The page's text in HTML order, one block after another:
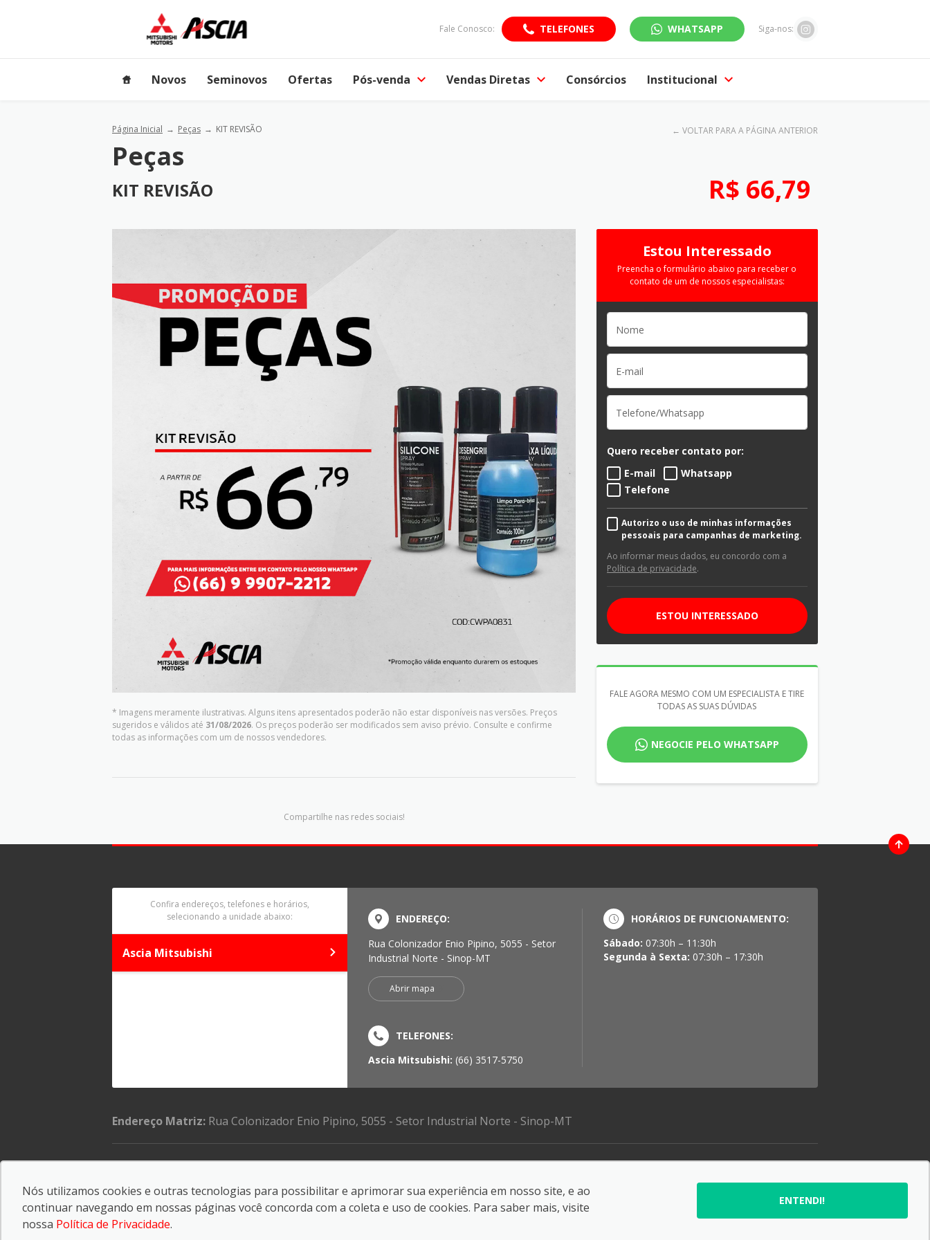
Fale Conosco: TELEFONES WHATSAPP Siga-nos:
Novos Seminovos Ofertas Pós-venda Vendas Diretas Consórcios Institucional
Página Inicial Peças KIT REVISÃO ← VOLTAR PARA A PÁGINA ANTERIOR
Peças
KIT REVISÃO R$ 66,79
* Imagens meramente ilustrativas. Alguns itens apresentados poderão não estar disponíveis nas versões. Preços
sugeridos e válidos até 31/08/2026. Os preços poderão ser modificados sem aviso prévio. Consulte e confirme
todas as informações com um de nossos vendedores.
Compartilhe nas redes sociais!
Estou Interessado
Preencha o formulário abaixo para receber o
contato de um de nossos especialistas:
Quero receber contato por:
E-mail
Whatsapp
Telefone
Autorizo o uso de minhas informações
pessoais para campanhas de marketing.
Ao informar meus dados, eu concordo com a
Política de privacidade.
ESTOU INTERESSADO
FALE AGORA MESMO COM UM ESPECIALISTA E TIRE
TODAS AS SUAS DÚVIDAS
NEGOCIE PELO WHATSAPP
Confira endereços, telefones e horários,
selecionando a unidade abaixo:
Ascia Mitsubishi
ENDEREÇO:
Rua Colonizador Enio Pipino, 5055 - Setor
Industrial Norte - Sinop-MT
Abrir mapa
TELEFONES:
Ascia Mitsubishi: (66) 3517-5750
HORÁRIOS DE FUNCIONAMENTO:
Sábado: 07:30h – 11:30h
Segunda à Sexta: 07:30h – 17:30h
Endereço Matriz: Rua Colonizador Enio Pipino, 5055 - Setor Industrial Norte - Sinop-MT
Informe de igualdade salarial
© Copyright 2026-AutoForce - Todos os direitos reservados.
Confira a nossaPolítica de privacidade.
SIGA-NOS:
Nós utilizamos cookies e outras tecnologias para possibilitar e aprimorar sua experiência em nosso site, e ao
continuar navegando em nossas páginas você concorda com a coleta e uso de cookies. Para saber mais, visite
nossa Política de Privacidade.
ENTENDI!